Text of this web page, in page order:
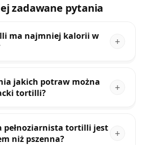
zadawane pytania
ma najmniej kalorii w
jakich potraw można
tortilli?
pełnoziarnista tortilli jest
niż pszenna?